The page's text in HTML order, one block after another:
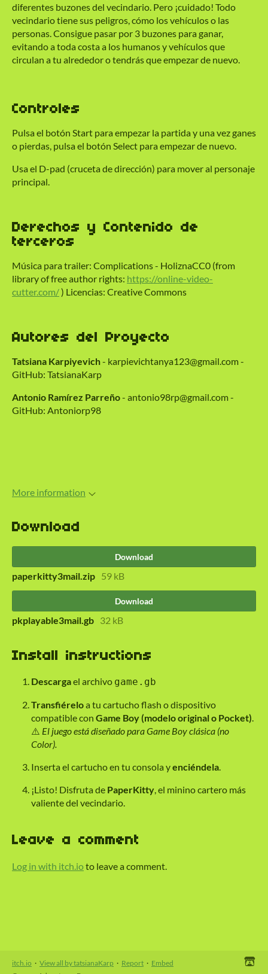
diferentes buzones del vecindario. Pero ¡cuidado! Todo
vecindario tiene sus peligros, cómo los vehículos o las
personas. Consigue pasar por 3 buzones para ganar,
evitando a toda costa a los humanos y vehículos que
circulan a tu alrededor o tendrás que empezar de nuevo.
Controles
Pulsa el botón Start para empezar la partida y una vez ganes
o pierdas, pulsa el botón Select para empezar de nuevo.
Usa el D-pad (cruceta de dirección) para mover al personaje
principal.
Derechos y Contenido de
terceros
Música para trailer: Complications - HoliznaCC0 (from
library of free author rights: https://online-video-
cutter.com/) Licencias: Creative Commons
Autores del Proyecto
Tatsiana Karpiyevich- karpievichtanya123@gmail.com -
GitHub: TatsianaKarp
Antonio Ramírez Parreño- antonio98rp@gmail.com -
GitHub: Antoniorp98
More information
Download
Download
paperkitty3mail.zip 59 kB
Download
pkplayable3mail.gb 32 kB
Install instructions
Descargael archivo game.gb
Transfiéreloa tu cartucho flash o dispositivo
compatible con Game Boy (modelo original o Pocket).
⚠️ El juego está diseñado para Game Boy clásica (no
Color).
Inserta el cartucho en tu consola yenciéndela.
¡Listo! Disfruta de PaperKitty, el minino cartero más
valiente del vecindario.
Leave a comment
Log in with itch.ioto leave a comment.
itch.io · View all by tatsianaKarp · Report · Embed